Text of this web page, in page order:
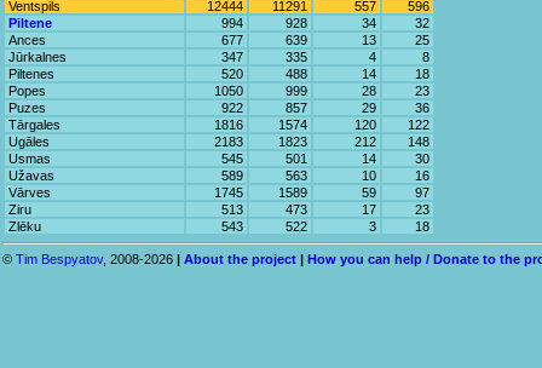
Ventspils
12444 11291 557
596
Piltene
994 928 34
32
Ances
677 639 13
25
Jūrkalnes
347 335 4
8
Piltenes
520 488 14
18
Popes
1050 999 28
23
Puzes
922 857 29
36
Tārgales
1816 1574 120
122
Ugāles
2183 1823 212
148
Usmas
545 501 14
30
Užavas
589 563 10
16
Vārves
1745 1589 59
97
Ziru
513 473 17
23
Zlēku
543 522 3 18
© Tim Bespyatov, 2008-2026 | About the project | How you can help / Donate to the